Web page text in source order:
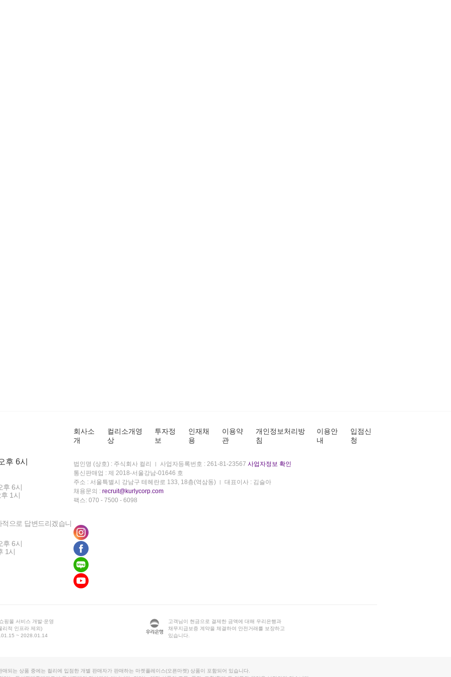
후 6시
후 6시
1시
으로 답변드리겠습니
후 6시
1시
회사소
개
컬리소개영
상
투자정
보
인재채
용
이용약
관
개인정보처리방
침
이용안
내
입점신
청
법인명 (상호) : 주식회사 컬리 사업자등록번호 : 261-81-23567 사업자정보 확인
통신판매업 : 제 2018-서울강남-01646 호
주소 : 서울특별시 강남구 테헤란로 133, 18층(역삼동)
대표이사 : 김슬아
채용문의 : recruit@kurlycorp.com
팩스: 070 - 7500 - 6098
핑몰 서비스 개발·운영
리적 인프라 제외)
~ 2028.01.14
고객님이 현금으로 결제한 금액에 대해 우리은행과
채무지급보증 계약을 체결하여 안전거래를 보장하고
있습니다.
매되는 상품 중에는 컬리에 입점한 개별 판매자가 판매하는 마켓플레이스(오픈마켓) 상품이 포함되어 있습니다.